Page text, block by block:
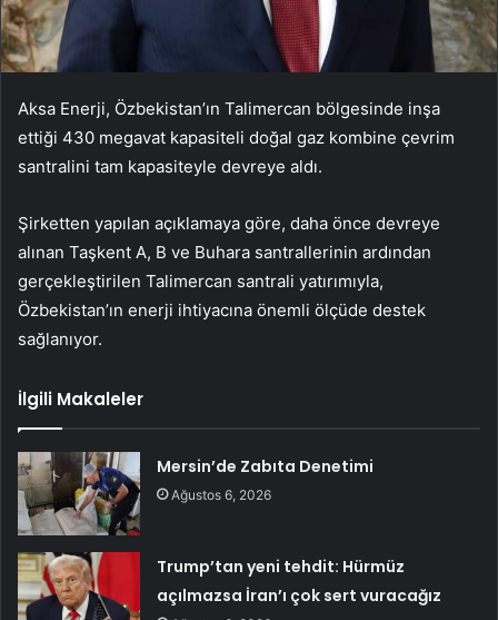
Aksa Enerji, Özbekistan’ın Talimercan bölgesinde inşa
ettiği 430 megavat kapasiteli doğal gaz kombine çevrim
santralini tam kapasiteyle devreye aldı.
Şirketten yapılan açıklamaya göre, daha önce devreye
alınan Taşkent A, B ve Buhara santrallerinin ardından
gerçekleştirilen Talimercan santrali yatırımıyla,
Özbekistan’ın enerji ihtiyacına önemli ölçüde destek
sağlanıyor.
İlgili Makaleler
Mersin’de Zabıta Denetimi
Ağustos 6, 2026
Trump’tan yeni tehdit: Hürmüz
açılmazsa İran’ı çok sert vuracağız